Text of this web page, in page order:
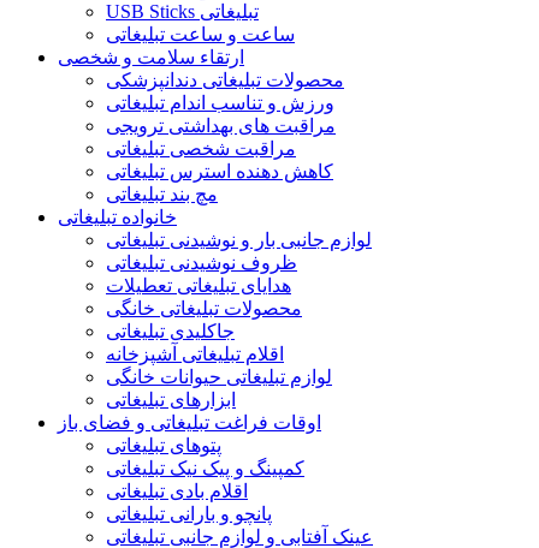
USB Sticks تبلیغاتی
ساعت و ساعت تبلیغاتی
ارتقاء سلامت و شخصی
محصولات تبلیغاتی دندانپزشکی
ورزش و تناسب اندام تبلیغاتی
مراقبت های بهداشتی ترویجی
مراقبت شخصی تبلیغاتی
کاهش دهنده استرس تبلیغاتی
مچ بند تبلیغاتی
خانواده تبلیغاتی
لوازم جانبی بار و نوشیدنی تبلیغاتی
ظروف نوشیدنی تبلیغاتی
هدایای تبلیغاتی تعطیلات
محصولات تبلیغاتی خانگی
جاکلیدی تبلیغاتی
اقلام تبلیغاتی آشپزخانه
لوازم تبلیغاتی حیوانات خانگی
ابزارهای تبلیغاتی
اوقات فراغت تبلیغاتی و فضای باز
پتوهای تبلیغاتی
کمپینگ و پیک نیک تبلیغاتی
اقلام بادی تبلیغاتی
پانچو و بارانی تبلیغاتی
عینک آفتابی و لوازم جانبی تبلیغاتی